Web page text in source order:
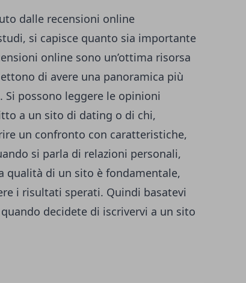
dalle recensioni online
si capisce quanto sia importante
online sono un’ottima risorsa
di avere una panoramica più
. Si possono leggere le opinioni
a un sito di dating o di chi,
un confronto con caratteristiche,
si parla di relazioni personali,
qualità di un sito è fondamentale,
i risultati sperati. Quindi basatevi
decidete di iscrivervi a un sito